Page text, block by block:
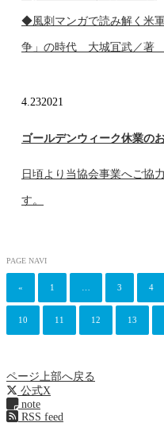
◆風刺マンガで読み解く米
争」の時代 大城冝武／著
4.232021
ゴールデンウィーク休業の
日頃より当協会事業へご協
す。
PAGE NAVI
« 1 3 4
10 11 12 13
ページ上部へ戻る
公式X
note
RSS feed